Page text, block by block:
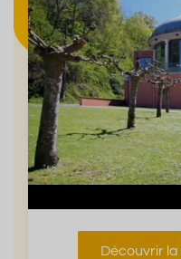
Découvrir